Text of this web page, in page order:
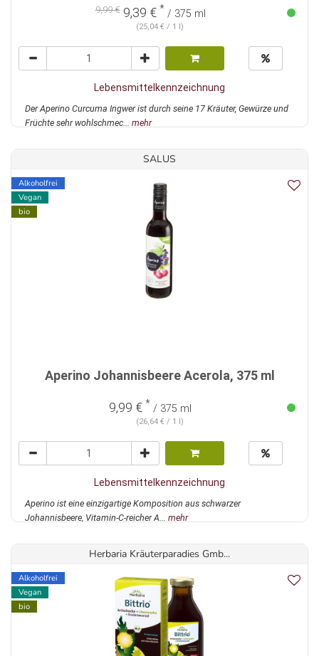
9,99 €9,39 € * / 375 ml
(25,04 € / 1 l)
Lebensmittelkennzeichnung
Der Aperino Curcuma Ingwer ist durch seine 17 Kräuter, Gewürze und
Früchte sehr wohlschmec... mehr
SALUS
Alkoholfrei
Vegan
bio
Aperino Johannisbeere Acerola, 375 ml
9,99 € * / 375 ml
(26,64 € / 1 l)
Lebensmittelkennzeichnung
Aperino ist eine einzigartige Komposition aus schwarzer
Johannisbeere, Vitamin-C-reicher A... mehr
Herbaria Kräuterparadies Gmb...
Alkoholfrei
Vegan
bio